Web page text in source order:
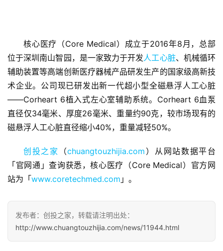
首
页
融
资
报
商
业
察
初
创
核心医疗（Core Medical）成立于2016年8月，总部
位于深圳南山智园，是一家致力于开发人工心脏、机械循环
辅助装置等高端创新医疗器械产品研发生产的国家级高新技
术企业。公司现已研发出新一代超小型全磁悬浮人工心脏
——Corheart 6植入式左心室辅助系统。Corheart 6血泵
直径仅34毫米、厚度26毫米、重量约90克，较市场现有的
磁悬浮人工心脏直径缩小40%，重量减轻50%。
创投之家 （chuangtouzhijia.com ）从网站数据平台
「官网通」查询获悉，核心医疗（Core Medical）官方网
站为「www.coretechmed.com 」。
发布者：创投之家，转载请注明出处：
http://www.chuangtouzhijia.com/news/11944.html